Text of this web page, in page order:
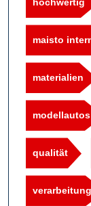
hochwertig
maisto
materialien
modellautos
qualität
verarbeitung